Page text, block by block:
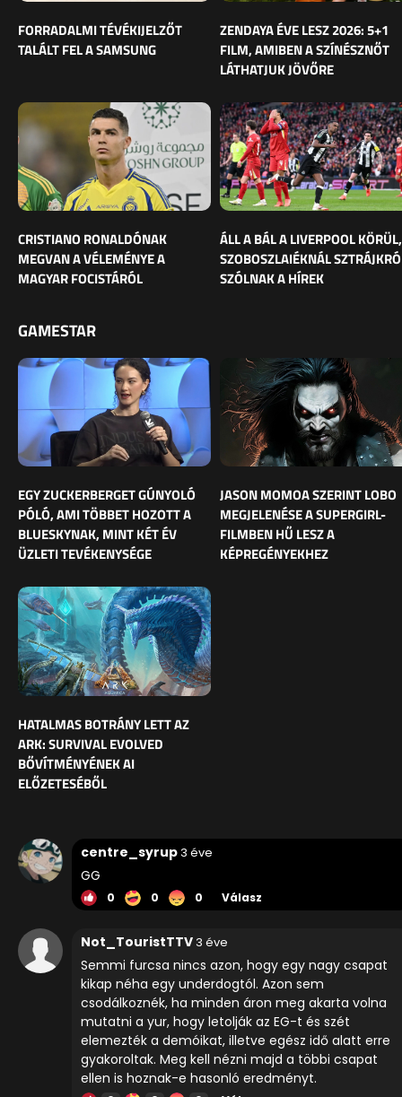
FORRADALMI TÉVÉKIJELZŐT
TALÁLT FEL A SAMSUNG
ZENDAYA ÉVE LESZ 2026: 5+1
FILM, AMIBEN A SZÍNÉSZNŐT
LÁTHATJUK JÖVŐRE
CRISTIANO RONALDÓNAK
MEGVAN A VÉLEMÉNYE A
MAGYAR FOCISTÁRÓL
ÁLL A BÁL A LIVERPOOL KÖRÜL,
SZOBOSZLAIÉKNÁL
SZÓLNAK A HÍREK
GAMESTAR
EGY ZUCKERBERGET GÚNYOLÓ
PÓLÓ, AMI TÖBBET HOZOTT A
BLUESKYNAK, MINT KÉT ÉV
ÜZLETI TEVÉKENYSÉGE
JASON MOMOA SZERINT LOBO
MEGJELENÉSE A SUPERGIRL-
FILMBEN HŰ LESZ A
KÉPREGÉNYEKHEZ
HATALMAS BOTRÁNY LETT AZ
ARK: SURVIVAL EVOLVED
BŐVÍTMÉNYÉNEK AI
ELŐZETESÉBŐL
centre_syrup3 éve
GG
0 0 0 Válasz
Not_TouristTTV 3 éve
Semmi furcsa nincs azon, hogy egy nagy csapat
kikap néha egy underdogtól. Azon sem
csodálkoznék, ha minden áron meg akarta volna
mutatni a yur, hogy letolják az EG-t és szét
elemezték a demóikat, illetve egész idő alatt erre
gyakoroltak. Meg kell nézni majd a többi csapat
ellen is hoznak-e hasonló eredményt.